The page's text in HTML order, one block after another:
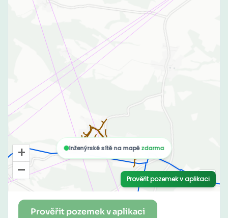
Prověřit pozemek v aplikaci